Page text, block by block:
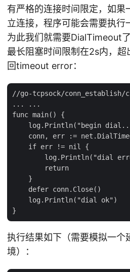
有严格的连接时间限定，如果
立连接，程序可能会需要执行
为此我们就需要DialTimeout
最长阻塞时间限制在2s内，超
回timeout error：
//go-tcpsock/conn_establish/
... ...
func main() {
log.Println("begin
conn, err :=
    if err != nil {
log.Println("dial
        return
    }
    defer conn.Close()
    log.Println("dial ok")
执行结果如下（需要模拟一个
境）：